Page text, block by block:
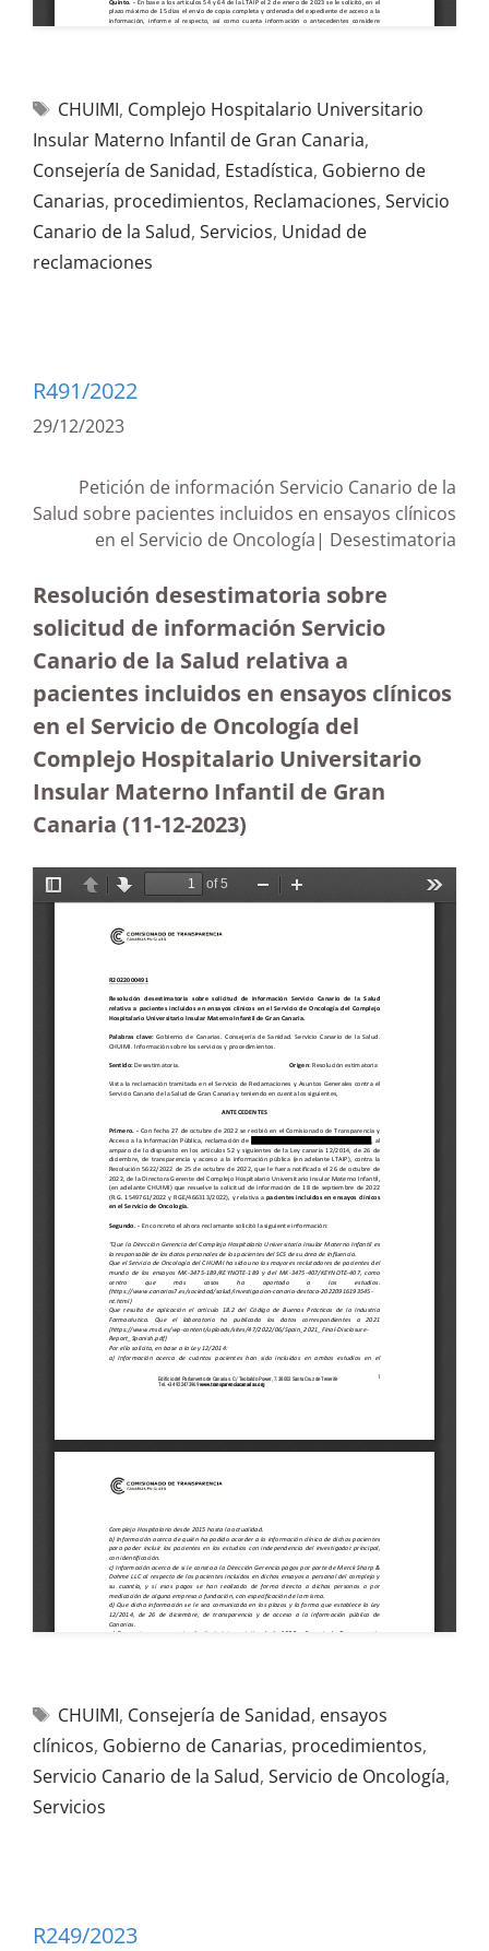
CHUIMI, Complejo Hospitalario Universitario
Insular Materno Infantil de Gran Canaria,
Consejería de Sanidad, Estadística, Gobierno de
Canarias, procedimientos, Reclamaciones, Servicio
Canario de la Salud, Servicios, Unidad de
reclamaciones
R491/2022
29/12/2023
Petición de información Servicio Canario de la
Salud sobre pacientes incluidos en ensayos clínicos
en el Servicio de Oncología| Desestimatoria
Resolución desestimatoria sobre
solicitud de información Servicio
Canario de la Salud relativa a
pacientes incluidos en ensayos clínicos
en el Servicio de Oncología del
Complejo Hospitalario Universitario
Insular Materno Infantil de Gran
Canaria (11-12-2023)
CHUIMI, Consejería de Sanidad, ensayos
clínicos, Gobierno de Canarias, procedimientos,
Servicio Canario de la Salud, Servicio de Oncología,
Servicios
R249/2023